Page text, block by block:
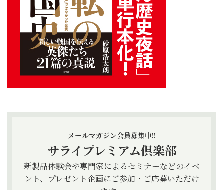
メールマガジン会員募集中!!
サライプレミアム倶楽部
新製品体験会や専門家によるセミナーなどのイベ
ント、プレゼント企画にご参加・ご応募いただけ